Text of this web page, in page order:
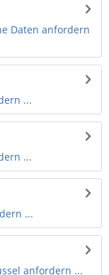
Daten anfordern
...
...
...
anfordern ...